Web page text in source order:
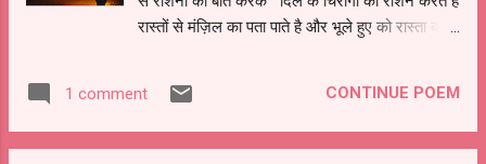
रास्तों से मंज़िल का पता पाते है और भूले हुए को रास्ता बताते
है फ़िज़ूल है तुमसे वफ़ा की उम्मीद इसलिए ज़ख्मो को हरा
रखते है चेहरे पे न दिखे दिल की तख्ती इसलिए मुस्कान
1 comment CONTINUE POEM